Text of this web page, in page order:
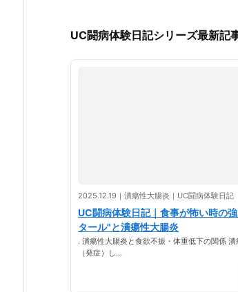
UC闘病体験日記シリーズ最新記
2025.12.19｜潰瘍性大腸炎｜UC闘病体験日記
UC闘病体験日記｜食事が怖い時の
タール"と潰瘍性大腸炎
. 潰瘍性大腸炎と食欲不振・体重低下の関係
（発症）し…